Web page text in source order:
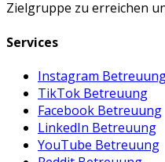
Zielgruppe zu erreichen
Services
Instagram
TikTok Betreuung
Facebook Betreuung
LinkedIn Betreuung
YouTube Betreuung